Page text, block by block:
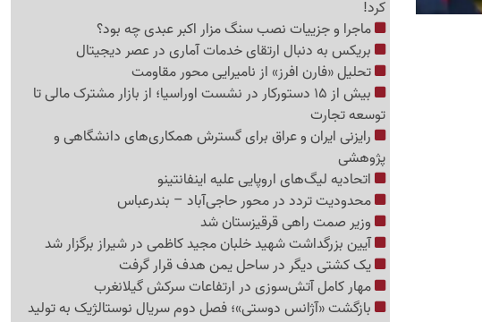
کرد!
ماجرا و جزییات نصب سنگ مزار اکبر عبدی چه بود؟
بریکس به دنبال ارتقای خدمات آماری در عصر دیجیتال
تحلیل «فارن افرز» از نامیرایی محور مقاومت
بیش از 15 دستورکار در نشست اوراسیا؛ از بازار مشترک مالی تا
توسعه تجارت
رایزنی ایران و عراق برای گسترش همکاری‌های دانشگاهی و
پژوهشی
اتحادیه لیگ‌های اروپایی علیه اینفانتینو
محدودیت تردد در محور حاجی‌آباد – بندرعباس
وزیر صمت راهی قرقیزستان شد
آیین بزرگداشت شهید خلبان مجید کاظمی در شیراز برگزار شد
یک کشتی دیگر در ساحل یمن هدف قرار گرفت
مهار کامل آتش‌سوزی در ارتفاعات سرکش گیلانغرب
بازگشت «آژانس دوستی»؛ فصل دوم سریال نوستالژیک به تولید